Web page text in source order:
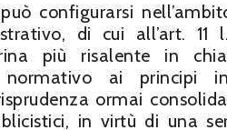
configurarsi
di cui all’art. 11
più risalente in
normativo ai
ormai
in virtù di una